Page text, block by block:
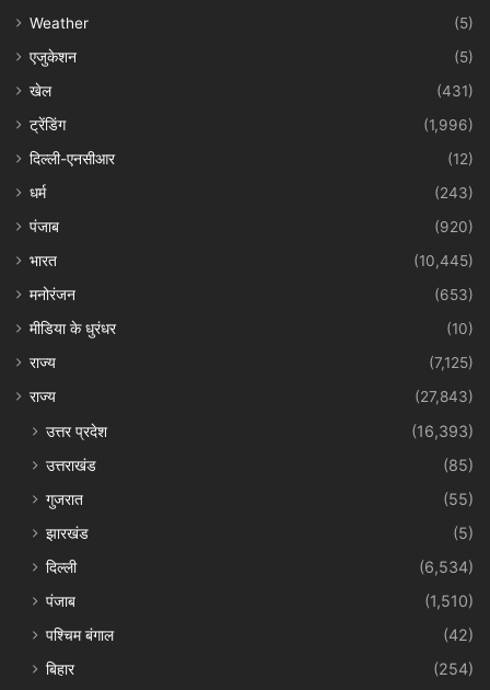
Weather
(5)
एजुकेशन
(5)
खेल
(431)
ट्रेंडिंग
(1,996)
दिल्ली-एनसीआर
(12)
धर्म
(243)
पंजाब
(920)
भारत
(10,445)
मनोरंजन
(653)
मीडिया के धुरंधर
(10)
राज्य
(7,125)
राज्य
(27,843)
उत्तर प्रदेश
(16,393)
उत्तराखंड
(85)
गुजरात
(55)
झारखंड
(5)
दिल्ली
(6,534)
पंजाब
(1,510)
पश्चिम बंगाल
(42)
बिहार
(254)